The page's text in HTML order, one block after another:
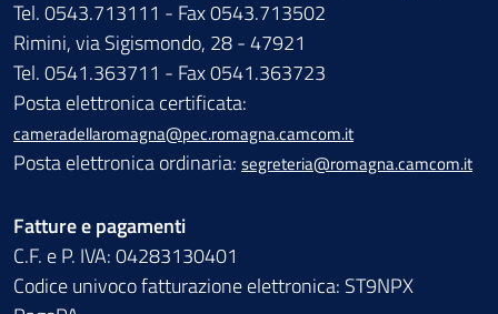
Tel. 0543.713111 - Fax 0543.713502
Rimini, via Sigismondo, 28 - 47921
Tel. 0541.363711 - Fax 0541.363723
Posta elettronica certificata:
cameradellaromagna@pec.romagna.camcom.it
Posta elettronica ordinaria: segreteria@romagna.camcom.it
Fatture e pagamenti
C.F. e P. IVA: 04283130401
Codice univoco fatturazione elettronica: ST9NPX